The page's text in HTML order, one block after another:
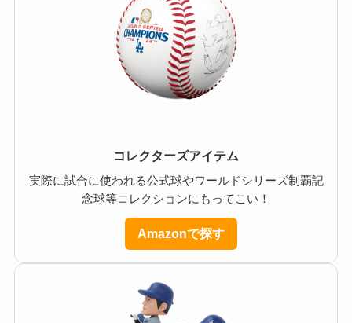
コレクターズアイテム
実際に試合に使われる公式球やワールドシリーズ制覇記
念球等コレクションにもってこい！
Amazonで探す